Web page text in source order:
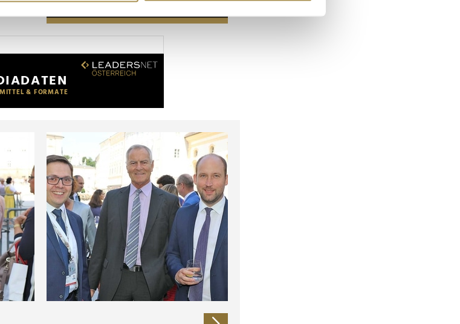
personalisieren, Funktionen für soziale Medien anbieten zu können
und Analysen weiter. Unsere Partner führen diese Informationen
Sie ihnen bereitgestellt haben oder die sie im Rahmen Ihrer Nutzung